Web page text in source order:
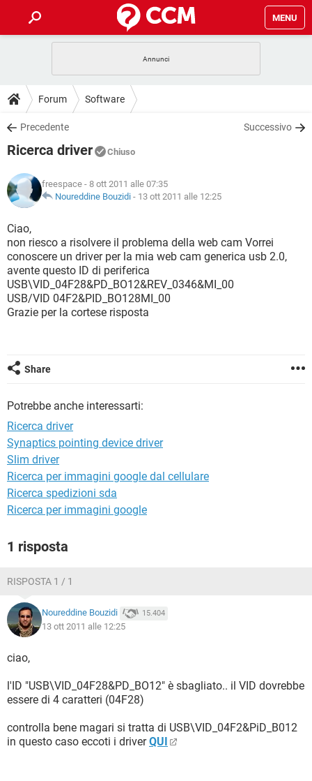
MENU
INTRATTENIMENTO
iOS
INSTAGRAM
TIKTOK
HARDWARE
GUIDE
COVID-19
INSTAGRAM WHATSAPP
TIKTOK
HARDWARE
DOWNLOAD
COVID-19
INTRATTENIMENTO
iOS WINDOWS 10
INSTAGRAM
TIKTOK FACEBOOK
HARDWARE
COVID-19 GAMING
INTRATTENIMENTO
iOS
INSTAGRAM WHATSAPP
TIKTOK FACEBOOK
HARDWARE
GLOSSARIO
COVID-19
INTRATTENIMENTO ANDROID
iOS
INSTAGRAM WHATSAPP
TIKTOK
Forum Software
Precedente Successivo
Ricerca driver Chiuso
freespace - 8 ott 2011 alle 07:35
Noureddine Bouzidi - 13 ott 2011 alle 12:25
Ciao,
non riesco a risolvere il problema della web cam Vorrei
conoscere un driver per la mia web cam generica usb 2.0,
avente questo ID di periferica
USB\VID_04F28&PD_BO12&REV_0346&MI_00
USB/VID 04F2&PID_BO128MI_00
Grazie per la cortese risposta
Share
Potrebbe anche interessarti:
Ricerca driver
Synaptics pointing device driver
Slim driver
Ricerca per immagini google dal cellulare
Ricerca spedizioni sda
Ricerca per immagini google
1 risposta
RISPOSTA 1 / 1
Noureddine Bouzidi 15.404
13 ott 2011 alle 12:25
ciao,
l'ID "USB\VID_04F28&PD_BO12" è sbagliato.. il VID dovrebbe
essere di 4 caratteri (04F28)
controlla bene magari si tratta di USB\VID_04F2&PiD_B012
in questo caso eccoti i driverQUI